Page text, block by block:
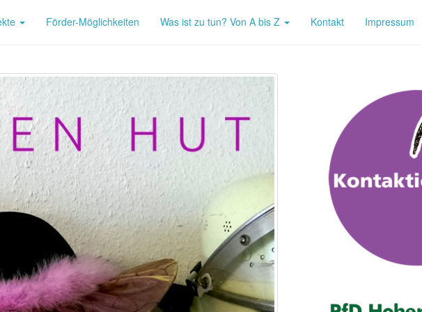
Förder-Möglichkeiten Was ist zu tun? Von A bis Z Kontakt Impressum